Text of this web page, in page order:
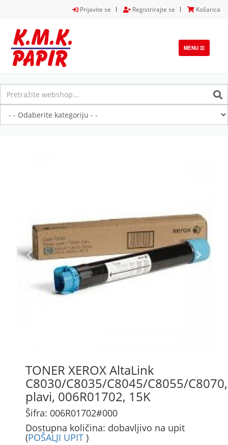
Prijavite se Registrirajte se Košarica
TOGGLE
NAVIGATION
MENU
TONER XEROX AltaLink
C8030/C8035/C8045/C8055/C8070,
plavi, 006R01702, 15K
Šifra: 006R01702#000
Dostupna količina: dobavljivo na upit
(POŠALJI UPIT )